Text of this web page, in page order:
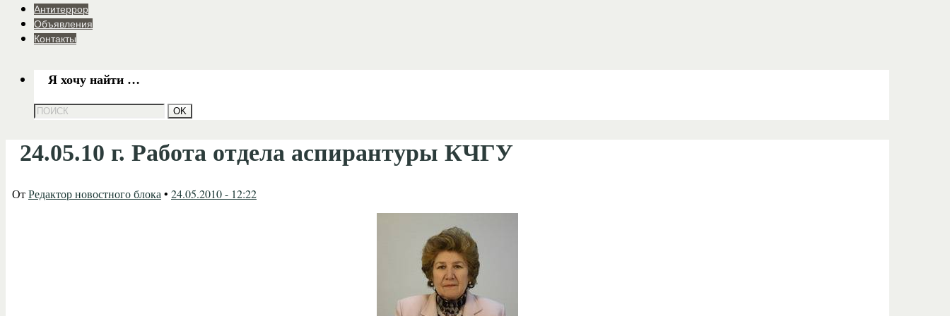
Антитеррор
Объявления
Контакты
Я хочу найти …
24.05.10 г. Работа отдела аспирантуры КЧГУ
ОтРедактор новостного блока• 24.05.2010 - 12:22